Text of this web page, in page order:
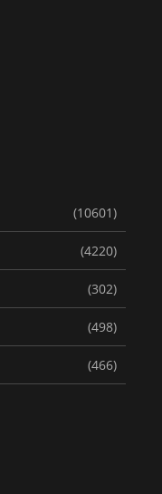
(10601)
(4220)
(302)
(498)
(466)